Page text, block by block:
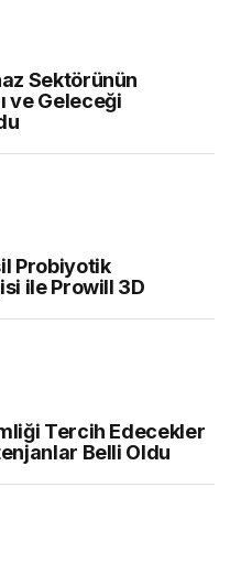
Sektörünün
ve Geleceği
Probiyotik
ile Prowill 3D
Tercih Edecekler
Belli Oldu